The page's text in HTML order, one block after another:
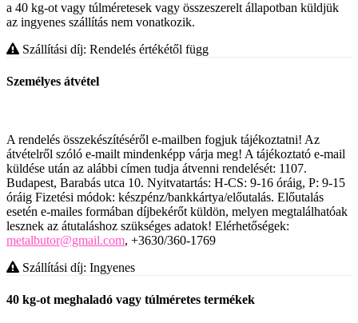
a 40 kg-ot vagy túlméretesek vagy összeszerelt állapotban küldjük
az ingyenes szállítás nem vonatkozik.
Szállítási díj: Rendelés értékétől függ
Személyes átvétel
A rendelés összekészítéséről e-mailben fogjuk tájékoztatni! Az
átvételről szóló e-mailt mindenképp várja meg! A tájékoztató e-mail
küldése után az alábbi címen tudja átvenni rendelését: 1107.
Budapest, Barabás utca 10. Nyitvatartás: H-CS: 9-16 óráig, P: 9-15
óráig Fizetési módok: készpénz/bankkártya/előutalás. Előutalás
esetén e-mailes formában díjbekérőt küldön, melyen megtalálhatóak
lesznek az átutaláshoz szükséges adatok! Elérhetőségek:
metalbutor@gmail.com, +3630/360-1769
Szállítási díj: Ingyenes
40 kg-ot meghaladó vagy túlméretes termékek